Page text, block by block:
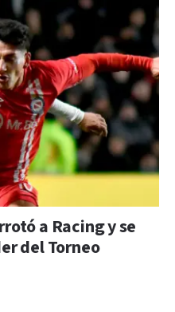
a Racing y se
del Torneo